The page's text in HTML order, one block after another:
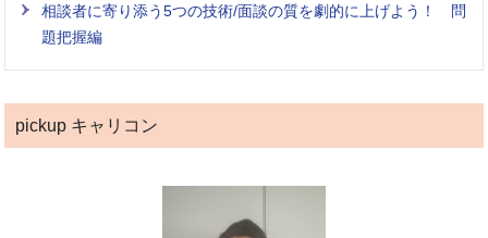
相談者に寄り添う5つの技術/面談の質を劇的に上げよう！ 問
題把握編
pickup キャリコン